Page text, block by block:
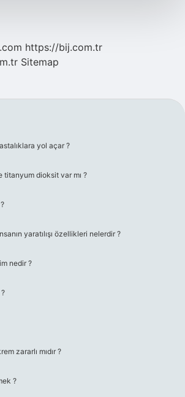
https://bij.com.tr
Sitemap
yol açar ?
titanyum dioksit var mı ?
yaratılışı özellikleri nelerdir ?
nedir ?
zararlı mıdır ?
?